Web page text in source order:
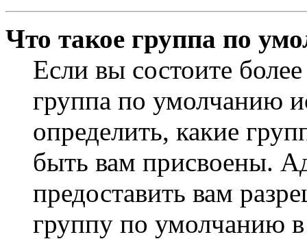
Что такое группа по
Если вы состоите
группа по умолчанию
определить, какие
быть вам присвоены.
предоставить вам
группу по умолчанию